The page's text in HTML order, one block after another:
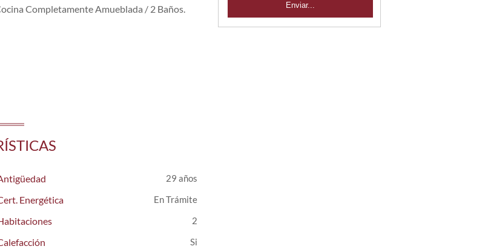
Completamente Amueblada / 2 Baños.
29 años
Energética En Trámite
2